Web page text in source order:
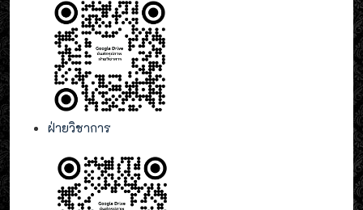
ฝ่ายวิชาการ